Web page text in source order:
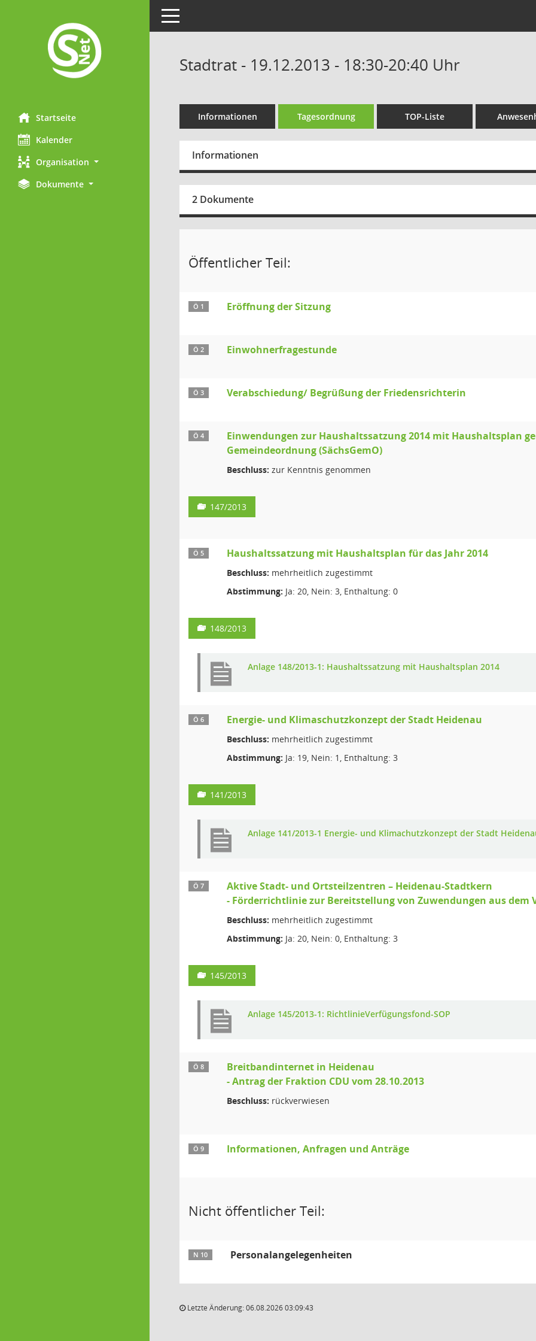
Startseite
Kalender
Organisation
Dokumente
Toggle navigation
Stadtrat - 19.12.2013 - 18:30-20:40 Uhr
Informationen Tagesordnung TOP-Liste
Informationen
2 Dokumente
Öffentlicher Teil:
Ö 1 Eröffnung der Sitzung
Ö 2 Einwohnerfragestunde
Ö 3 Verabschiedung/ Begrüßung der Friedensrichterin
Ö 4
Einwendungen zur Haushaltssatzung 2014 mit Haushaltsplan
Gemeindeordnung (SächsGemO)
Beschluss: zur Kenntnis genommen
147/2013
Ö 5 Haushaltssatzung mit Haushaltsplan für das Jahr 2014
Beschluss: mehrheitlich zugestimmt
Abstimmung: Ja: 20, Nein: 3, Enthaltung: 0
148/2013
Anlage 148/2013-1: Haushaltssatzung mit Haushaltsplan 2014
Ö 6 Energie- und Klimaschutzkonzept der Stadt Heidenau
Beschluss: mehrheitlich zugestimmt
Abstimmung: Ja: 19, Nein: 1, Enthaltung: 3
141/2013
Anlage 141/2013-1 Energie- und Klimachutzkonzept der Stadt
Ö 7
Aktive Stadt- und Ortsteilzentren – Heidenau-Stadtkern
- Förderrichtlinie zur Bereitstellung von Zuwendungen aus dem
Beschluss: mehrheitlich zugestimmt
Abstimmung: Ja: 20, Nein: 0, Enthaltung: 3
145/2013
Anlage 145/2013-1: RichtlinieVerfügungsfond-SOP
Ö 8
Breitbandinternet in Heidenau
- Antrag der Fraktion CDU vom 28.10.2013
Beschluss: rückverwiesen
Ö 9 Informationen, Anfragen und Anträge
Nicht öffentlicher Teil:
N 10 Personalangelegenheiten
Letzte Änderung: 06.08.2026 03:09:43